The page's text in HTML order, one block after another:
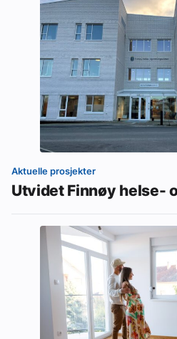
Aktuelle prosjekter
Utvidet Finnøy helse-